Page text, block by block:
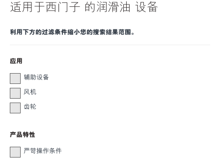
适用于西门子 的润滑油 设备
利用下方的过滤条件缩小您的搜索结果范围。
应用
辅助设备
风机
齿轮
产品特性
严苛操作条件